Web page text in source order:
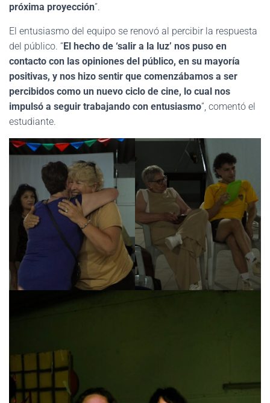
próxima proyección”.
El entusiasmo del equipo se renovó al percibir la respuesta
del público. “El hecho de ‘salir a la luz’ nos puso en
contacto con las opiniones del público, en su mayoría
positivas, y nos hizo sentir que comenzábamos a ser
percibidos como un nuevo ciclo de cine, lo cual nos
impulsó a seguir trabajando con entusiasmo”, comentó el
estudiante.